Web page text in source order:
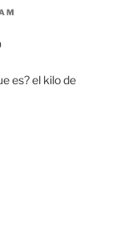
es? el kilo de